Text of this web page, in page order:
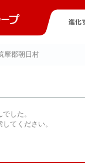
摩郡朝日村
した。
てください。